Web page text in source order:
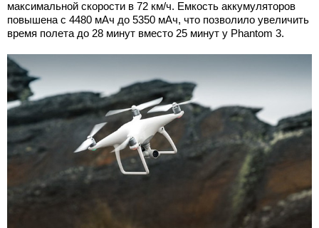
максимальной скорости в 72 км/ч. Емкость аккумуляторов
повышена с 4480 мАч до 5350 мАч, что позволило увеличить
время полета до 28 минут вместо 25 минут у Phantom 3.